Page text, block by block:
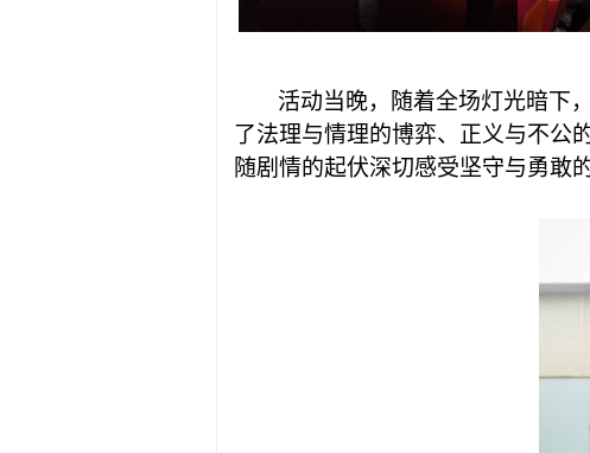
活动当晚，随着全场灯光暗下
了法理与情理的博弈、正义与不公
随剧情的起伏深切感受坚守与勇敢